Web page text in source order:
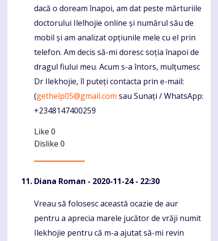
dacă o doream înapoi, am dat peste mărturiile
doctorului Ilelhojie online și numărul său de
mobil și am analizat opțiunile mele cu el prin
telefon. Am decis să-mi doresc soția înapoi de
dragul fiului meu. Acum s-a întors, mulțumesc
Dr Ilekhojie, îl puteți contacta prin e-mail:
(gethelp05@gmail.com sau Sunați / WhatsApp:
+2348147400259
Like 0
Dislike 0
Diana Roman - 2020-11-24 - 22:30
Komentaras
Vreau să folosesc această ocazie de aur
pentru a aprecia marele jucător de vrăji numit
Ilekhojie pentru că m-a ajutat să-mi revin